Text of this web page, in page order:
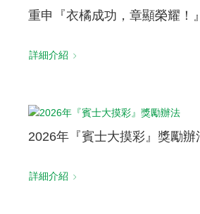
重申『衣橘成功，章顯榮耀！
詳細介紹
2026年『賓士大摸彩』獎勵辦
詳細介紹